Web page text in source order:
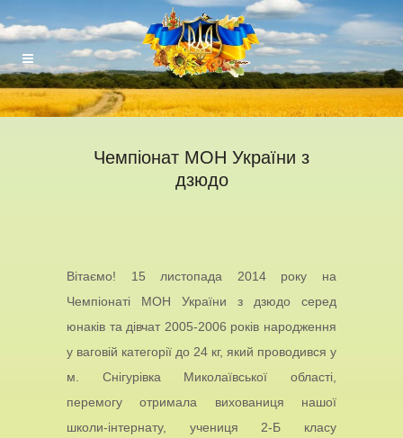
Чемпіонат МОН України з
дзюдо
Вітаємо! 15 листопада 2014 року на
Чемпіонаті МОН України з дзюдо серед
юнаків та дівчат 2005-2006 років народження
у ваговій категорії до 24 кг, який проводився у
м. Снігурівка Миколаївської області,
перемогу отримала вихованиця нашої
школи-інтернату, учениця 2-Б класу